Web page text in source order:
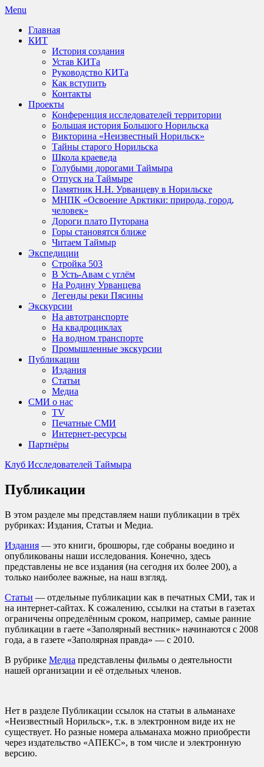
Skip
content
Menu
Главная
КИТ
История создания
Устав КИТа
Руководство КИТа
Как вступить
Контакты
Проекты
Конференция исследователей территории
Большая история Большого Норильска
Викторина «Неизвестный Норильск»
Тайны старого Норильска
Школа краеведа
Голубыми дорогами Таймыра
Отпуск на Таймыре
Памятник Н.Н. Урванцеву в Норильске
МНПК «Освоение Арктики: природа, город,
человек»
Дороги плато Путорана
Горы становятся ближе
Читаем Таймыр
Экспедиции
Стройка 503
В Усть-Авам с углём
На Родину Урванцева
Легенды реки Пясины
Экскурсии
На автотранспорте
На квадроциклах
На водном транспорте
Промышленные экскурсии
Публикации
Издания
Статьи
Медиа
СМИ о нас
TV
Печатные СМИ
Интернет-ресурсы
Партнёры
Клуб Исследователей Таймыра
Публикации
В этом разделе мы представляем наши публикации в трёх
рубриках: Издания, Статьи и Медиа.
Издания — это книги, брошюры, где собраны воедино и
опубликованы наши исследования. Конечно, здесь
представлены не все издания (на сегодня их более 200), а
только наиболее важные, на наш взгляд.
Статьи — отдельные публикации как в печатных СМИ, так и
на интернет-сайтах. К сожалению, ссылки на статьи в газетах
ограничены определённым сроком, например, самые ранние
публикации в гаете «Заполярный вестник» начинаются с 2008
года, а в газете «Заполярная правда» — с 2010.
В рубрике Медиа представлены фильмы о деятельности
нашей организации и её отдельных членов.
Нет в разделе Публикации ссылок на статьи в альманахе
«Неизвестный Норильск», т.к. в электронном виде их не
существует. Но разные номера альманаха можно приобрести
через издательство «АПЕКС», в том числе и электронную
версию.